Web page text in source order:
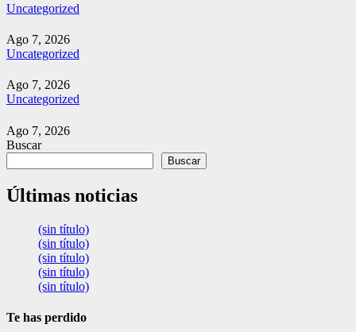
Uncategorized
Ago 7, 2026
Uncategorized
Ago 7, 2026
Uncategorized
Ago 7, 2026
Buscar
Buscar
Últimas noticias
(sin título)
(sin título)
(sin título)
(sin título)
(sin título)
Te has perdido